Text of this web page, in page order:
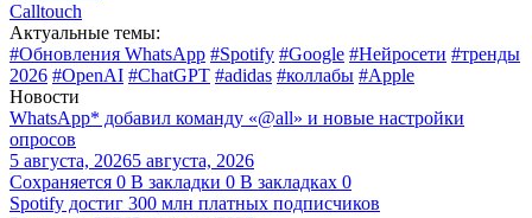
Calltouch
Актуальные темы:
#Обновления WhatsApp #Spotify #Google #Нейросети #тренды
2026 #OpenAI #ChatGPT #adidas #коллабы #Apple
Новости
WhatsApp* добавил команду «@all» и новые настройки
опросов
5 августа, 20265 августа, 2026
Сохраняется 0 В закладки 0 В закладках 0
Spotify достиг 300 млн платных подписчиков